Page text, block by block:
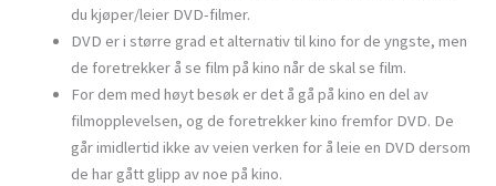
du kjøper/leier DVD-filmer.
DVD er i større grad et alternativ til kino for de yngste, men
de foretrekker å se film på kino når de skal se film.
For dem med høyt besøk er det å gå på kino en del av
filmopplevelsen, og de foretrekker kino fremfor DVD. De
går imidlertid ikke av veien verken for å leie en DVD dersom
de har gått glipp av noe på kino.